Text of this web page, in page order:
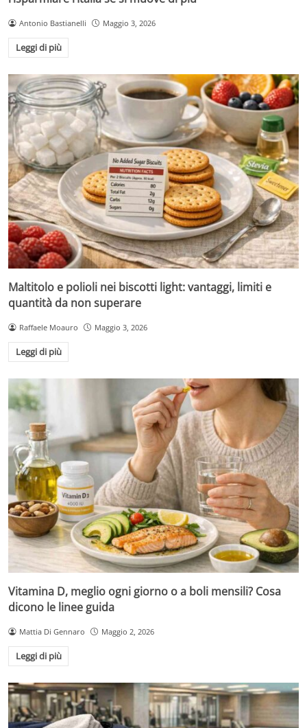
Antonio Bastianelli Maggio 3, 2026
Leggi di più
Maltitolo e polioli nei biscotti light: vantaggi, limiti e
quantità da non superare
Raffaele Moauro Maggio 3, 2026
Leggi di più
Vitamina D, meglio ogni giorno o a boli mensili? Cosa
dicono le linee guida
Mattia Di Gennaro Maggio 2, 2026
Leggi di più